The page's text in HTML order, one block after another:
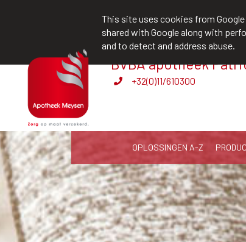
team@apotheekmeysen.be
BVBA apotheek
+32(0)11/610300
Verhuur
OPLOSSINGEN A-Z
This site uses cookies from
shared with Google along with
and to detect and address abuse.